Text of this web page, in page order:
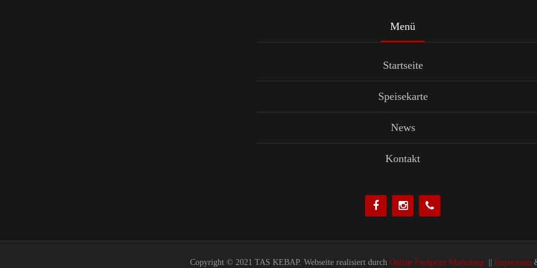
Menü
Startseite
Speisekarte
News
Kontakt
Copyright © 2021 TAS KEBAP. Webseite realisiert durch Online Footprint Marketing. || Impressum